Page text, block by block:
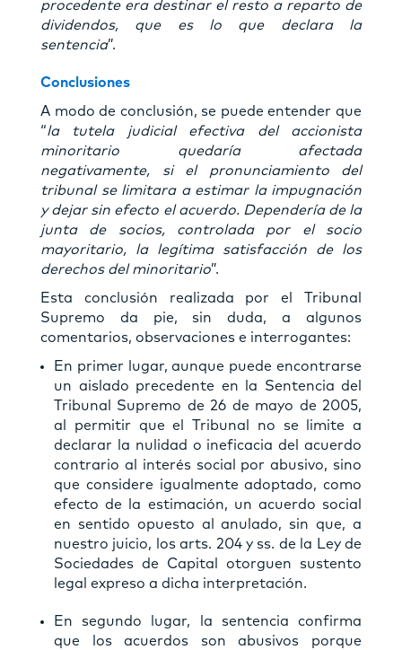
procedente era destinar el resto a reparto de
dividendos, que es lo que declara la
sentencia”.
Conclusiones
A modo de conclusión, se puede entender que
“la tutela judicial efectiva del accionista
minoritario quedaría afectada
negativamente, si el pronunciamiento del
tribunal se limitara a estimar la impugnación
y dejar sin efecto el acuerdo. Dependería de la
junta de socios, controlada por el socio
mayoritario, la legítima satisfacción de los
derechos del minoritario”.
Esta conclusión realizada por el Tribunal
Supremo da pie, sin duda, a algunos
comentarios, observaciones e interrogantes:
En primer lugar, aunque puede encontrarse
un aislado precedente en la Sentencia del
Tribunal Supremo de 26 de mayo de 2005,
al permitir que el Tribunal no se limite a
declarar la nulidad o ineficacia del acuerdo
contrario al interés social por abusivo, sino
que considere igualmente adoptado, como
efecto de la estimación, un acuerdo social
en sentido opuesto al anulado, sin que, a
nuestro juicio, los arts. 204 y ss. de la Ley de
Sociedades de Capital otorguen sustento
legal expreso a dicha interpretación.
En segundo lugar, la sentencia confirma
que los acuerdos son abusivos porque